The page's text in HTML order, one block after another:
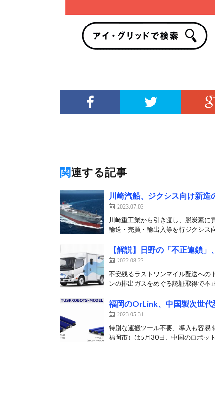
関連する記事
川崎汽船、ジクシス向け新
2023.07.03
川崎重工業から引き渡し、脱炭素に
輸送・売買・輸出入等を行ジクシス
【解説】日野の「不正連鎖
2022.08.23
不安残るラストワンマイル配送への
ンの排出ガスをめぐる認証取得で不
福岡のOrLink、中国製次世
2023.05.31
特別な運搬ツール不要、導入も容易
福岡市）は5月30日、中国のロボッ